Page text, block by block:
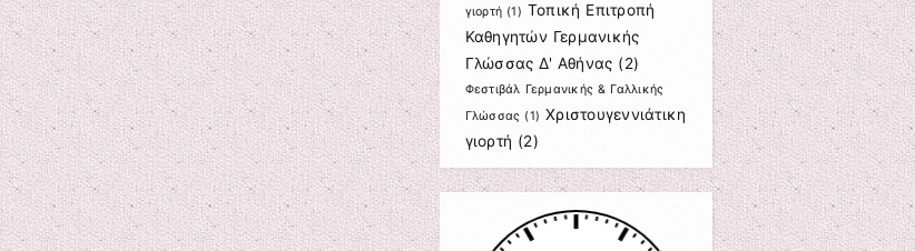
γιορτή (1) Τοπική Επιτροπή
Καθηγητών Γερμανικής
Γλώσσας Δ' Αθήνας (2)
Φεστιβάλ Γερμανικής & Γαλλικής
Γλώσσας (1) Χριστουγεννιάτικη
γιορτή (2)